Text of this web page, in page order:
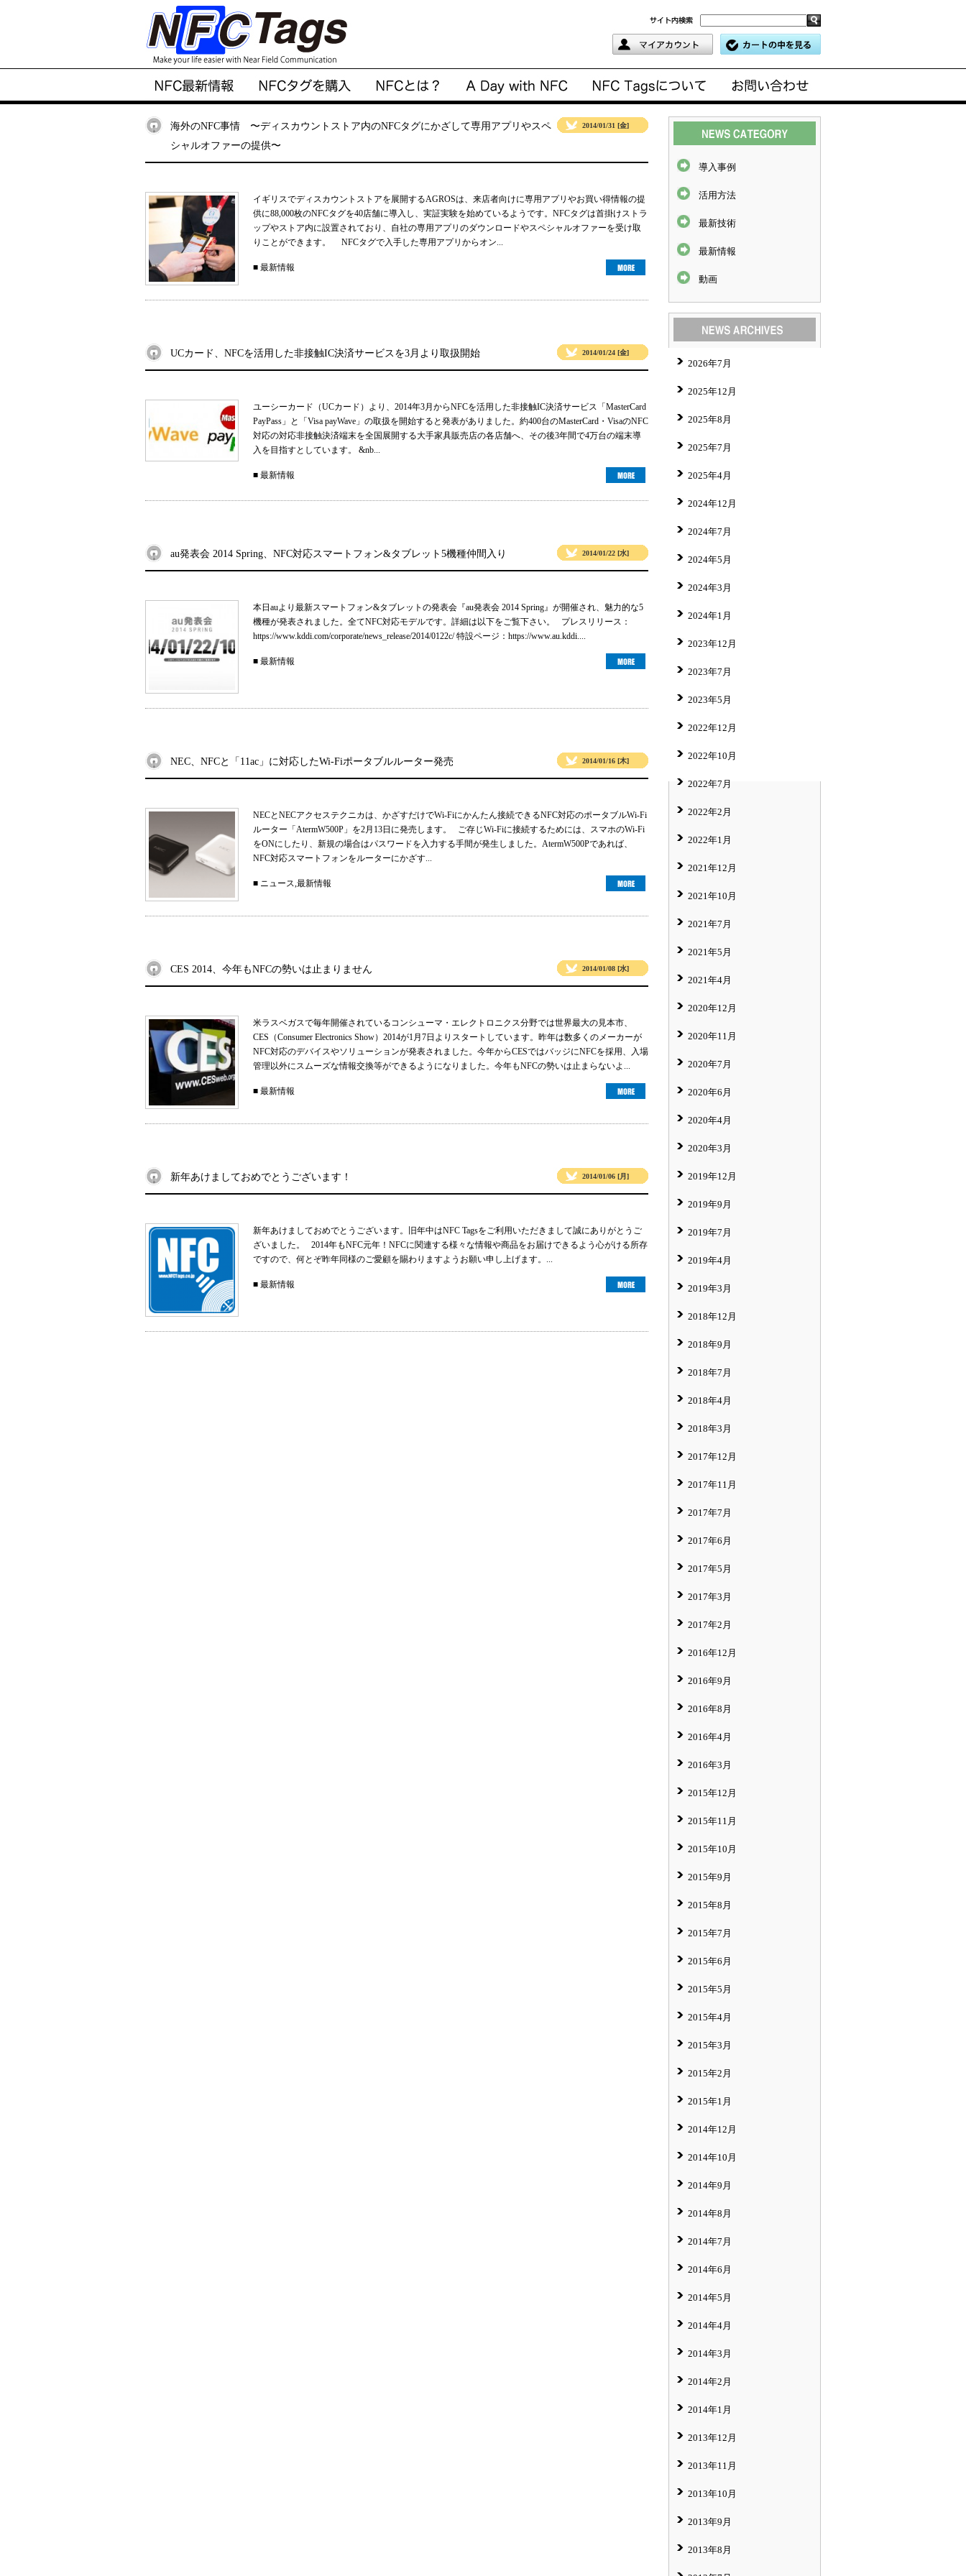
海外のNFC事情 〜ディスカウントストア内のNFCタグにかざして専用アプリやスペ
シャルオファーの提供〜
2014/01/31 [金]
イギリスでディスカウントストアを展開するAGROSは、来店者向けに専用アプリやお買い得情報の提
供に88,000枚のNFCタグを40店舗に導入し、実証実験を始めているようです。NFCタグは首掛けストラ
ップやストア内に設置されており、自社の専用アプリのダウンロードやスペシャルオファーを受け取
りことができます。 NFCタグで入手した専用アプリからオン...
■ 最新情報
UCカード、NFCを活用した非接触IC決済サービスを3月より取扱開始 2014/01/24 [金]
ユーシーカード（UCカード）より、2014年3月からNFCを活用した非接触IC決済サービス「MasterCard
PayPass」と「Visa payWave」の取扱を開始すると発表がありました。約400台のMasterCard・VisaのNFC
対応の対応非接触決済端末を全国展開する大手家具販売店の各店舗へ、その後3年間で4万台の端末導
入を目指すとしています。 &nb...
■ 最新情報
au発表会 2014 Spring、NFC対応スマートフォン&タブレット5機種仲間入り 2014/01/22 [水]
本日auより最新スマートフォン&タブレットの発表会『au発表会 2014 Spring』が開催され、魅力的な5
機種が発表されました。全てNFC対応モデルです。詳細は以下をご覧下さい。 プレスリリース：
https://www.kddi.com/corporate/news_release/2014/0122c/ 特設ページ：https://www.au.kddi....
■ 最新情報
NEC、NFCと「11ac」に対応したWi-Fiポータブルルーター発売 2014/01/16 [木]
NECとNECアクセステクニカは、かざすだけでWi-Fiにかんたん接続できるNFC対応のポータブルWi-Fi
ルーター「AtermW500P」を2月13日に発売します。 ご存じWi-Fiに接続するためには、スマホのWi-Fi
をONにしたり、新規の場合はパスワードを入力する手間が発生しました。AtermW500Pであれば、
NFC対応スマートフォンをルーターにかざす...
■ ニュース,最新情報
CES 2014、今年もNFCの勢いは止まりません 2014/01/08 [水]
米ラスベガスで毎年開催されているコンシューマ・エレクトロニクス分野では世界最大の見本市、
CES（Consumer Electronics Show）2014が1月7日よりスタートしています。昨年は数多くのメーカーが
NFC対応のデバイスやソリューションが発表されました。今年からCESではバッジにNFCを採用、入場
管理以外にスムーズな情報交換等ができるようになりました。今年もNFCの勢いは止まらないよ...
■ 最新情報
新年あけましておめでとうございます！ 2014/01/06 [月]
新年あけましておめでとうございます。旧年中はNFC Tagsをご利用いただきまして誠にありがとうご
ざいました。 2014年もNFC元年！NFCに関連する様々な情報や商品をお届けできるよう心がける所存
ですので、何とぞ昨年同様のご愛顧を賜わりますようお願い申し上げます。...
■ 最新情報
導入事例
活用方法
最新技術
最新情報
動画
2026年7月
2025年12月
2025年8月
2025年7月
2025年4月
2024年12月
2024年7月
2024年5月
2024年3月
2024年1月
2023年12月
2023年7月
2023年5月
2022年12月
2022年10月
2022年7月
2022年2月
2022年1月
2021年12月
2021年10月
2021年7月
2021年5月
2021年4月
2020年12月
2020年11月
2020年7月
2020年6月
2020年4月
2020年3月
2019年12月
2019年9月
2019年7月
2019年4月
2019年3月
2018年12月
2018年9月
2018年7月
2018年4月
2018年3月
2017年12月
2017年11月
2017年7月
2017年6月
2017年5月
2017年3月
2017年2月
2016年12月
2016年9月
2016年8月
2016年4月
2016年3月
2015年12月
2015年11月
2015年10月
2015年9月
2015年8月
2015年7月
2015年6月
2015年5月
2015年4月
2015年3月
2015年2月
2015年1月
2014年12月
2014年10月
2014年9月
2014年8月
2014年7月
2014年6月
2014年5月
2014年4月
2014年3月
2014年2月
2014年1月
2013年12月
2013年11月
2013年10月
2013年9月
2013年8月